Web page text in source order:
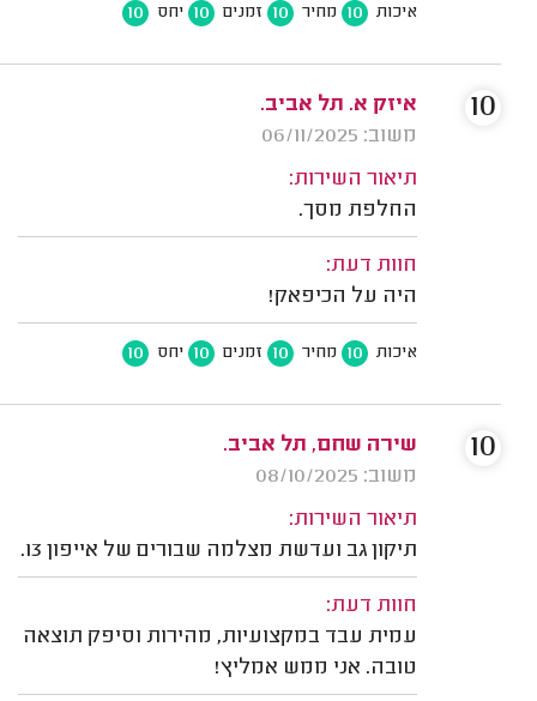
איכות 10 מחיר 10 זמנים 10 יחס 10
איזק א. תל אביב.
משוב: 06/11/2025
תיאור השירות:
החלפת מסך.
חוות דעת:
היה על הכיפאק!
איכות 10 מחיר 10 זמנים 10 יחס 10
10
שירה שחם, תל אביב.
משוב: 08/10/2025
תיאור השירות:
תיקון גב ועדשת מצלמה שבורים של אייפון 13.
חוות דעת:
עמית עבד במקצועיות, מהירות וסיפק תוצאה
טובה. אני ממש אמליץ!
10